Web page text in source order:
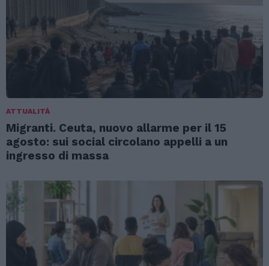
ATTUALITÀ
Migranti. Ceuta, nuovo allarme per il 15
agosto: sui social circolano appelli a un
ingresso di massa